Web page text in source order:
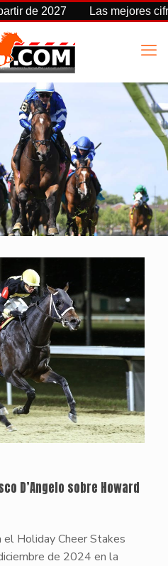
de 2027 Las mejores
D’Angelo sobre Howard
el Holiday Cheer Stakes
de 2024 en la